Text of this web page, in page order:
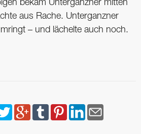
bekam Unterganzner mitten
aus Rache. Unterganzner
– und lächelte auch noch.